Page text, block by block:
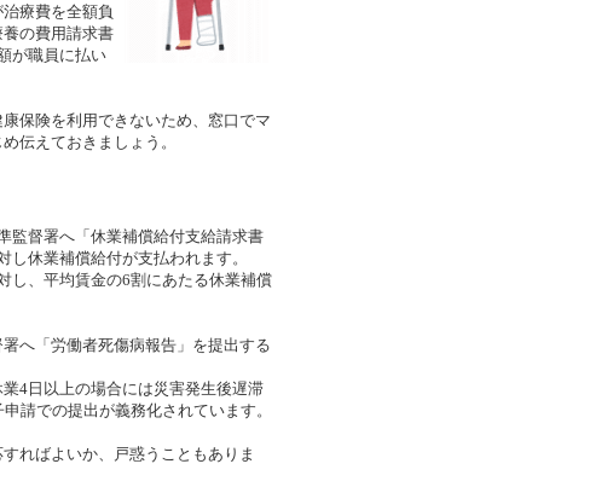
療費を全額負
の費用請求書
が職員に払い
保険を利用できないため、窓口でマ
伝えておきましょう。
監督署へ「休業補償給付支給請求書
し休業補償給付が支払われます。
し、平均賃金の6割にあたる休業補償
へ「労働者死傷病報告」を提出する
4日以上の場合には災害発生後遅滞
請での提出が義務化されています。
ればよいか、戸惑うこともありま